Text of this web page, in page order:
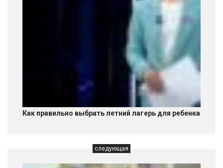
Как правильно выбрать летний лагерь для ребенка
следующая